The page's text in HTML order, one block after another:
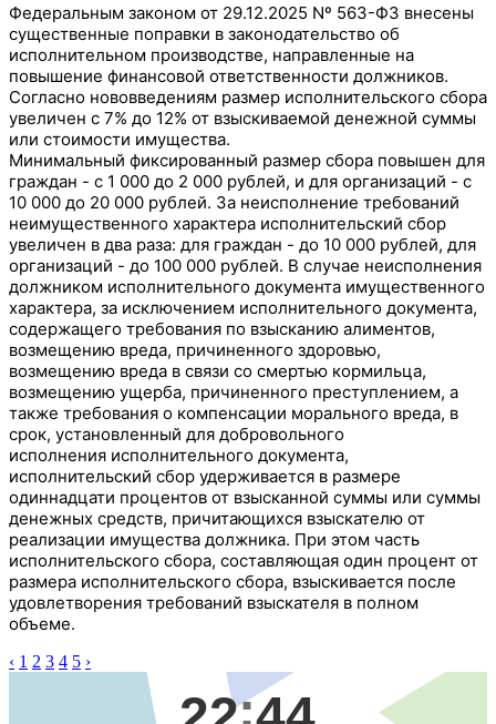
Федеральным законом от 29.12.2025 Nº 563-ФЗ внесены
существенные поправки в законодательство об
исполнительном производстве, направленные на
повышение финансовой ответственности должников.
Согласно нововведениям размер исполнительского сбора
увеличен с 7% до 12% от взыскиваемой денежной суммы
или стоимости имущества.
Минимальный фиксированный размер сбора повышен для
граждан - с 1 000 до 2 000 рублей, и для организаций - с
10 000 до 20 000 рублей. За неисполнение требований
неимущественного характера исполнительский сбор
увеличен в два раза: для граждан - до 10 000 рублей, для
организаций - до 100 000 рублей. В случае неисполнения
должником исполнительного документа имущественного
характера, за исключением исполнительного документа,
содержащего требования по взысканию алиментов,
возмещению вреда, причиненного здоровью,
возмещению вреда в связи со смертью кормильца,
возмещению ущерба, причиненного преступлением, а
также требования о компенсации морального вреда, в
срок, установленный для добровольного
исполнения исполнительного документа,
исполнительский сбор удерживается в размере
одиннадцати процентов от взысканной суммы или суммы
денежных средств, причитающихся взыскателю от
реализации имущества должника. При этом часть
исполнительского сбора, составляющая один процент от
размера исполнительского сбора, взыскивается после
удовлетворения требований взыскателя в полном
объеме.
‹ 1 2 3 4 5 ›